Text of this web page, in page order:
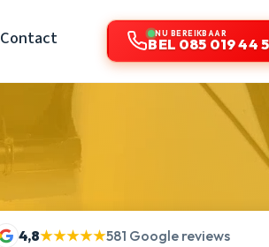
Contact NU BEREIKBAAR
BEL 085 019 44
4,8★★★★★581 Google reviews